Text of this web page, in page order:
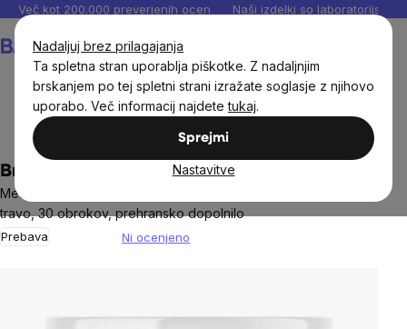
Nadaljuj brez prilagajanja
Ta spletna stran uporablja piškotke. Z nadaljnjim
brskanjem po tej spletni strani izražate soglasje z njihovo
uporabo. Več informacij najdetetukaj.
Sprejmi
Nastavitve
Preskoči
vsebino
Več kot 200.000 preverjenih ocen Naši izdelki so laboratorijsko
BrainMax Easy Greens, Limeta, 300 g
Mešanica zelene hrane z BIO kurkumo, stevio in limonsko
travo, 30 obrokov, prehransko dopolnilo
Prebava
is
Ni ocenjeno